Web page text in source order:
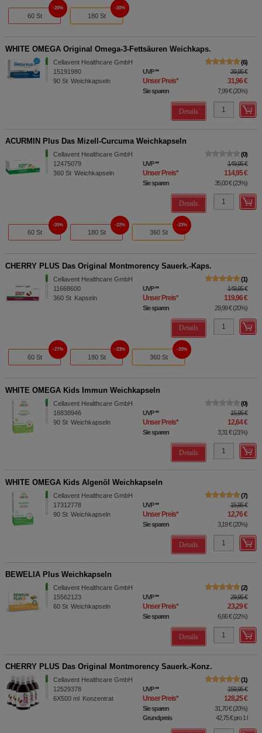
60 St
20%
180 St
20%
WHITE OMEGA Original Omega-3-Fettsäuren Weichkaps.
Cellavent Healthcare GmbH
15191980
90 St Weichkapseln
6
UVP** 39,95 €
Unser Preis* 31,96 €
Sie sparen 7,99 €(20%)
Details
ACURMIN Plus Das Mizell-Curcuma Weichkapseln
Cellavent Healthcare GmbH
12475079
360 St Weichkapseln
0
UVP** 149,95 €
Unser Preis* 114,95 €
Sie sparen 35,00 €(23%)
Details
60 St
20%
180 St
22%
360 St
23%
CHERRY PLUS Das Original Montmorency Sauerk.-Kaps.
Cellavent Healthcare GmbH
11668600
360 St Kapseln
1
UVP** 149,95 €
Unser Preis* 119,96 €
Sie sparen 29,99 €(20%)
Details
60 St
27%
180 St
23%
360 St
20%
WHITE OMEGA Kids Immun Weichkapseln
Cellavent Healthcare GmbH
16838946
90 St Weichkapseln
0
UVP** 15,95 €
Unser Preis* 12,64 €
Sie sparen 3,31 €(21%)
Details
WHITE OMEGA Kids Algenöl Weichkapseln
Cellavent Healthcare GmbH
17312778
90 St Weichkapseln
7
UVP** 15,95 €
Unser Preis* 12,76 €
Sie sparen 3,19 €(20%)
Details
BEWELIA Plus Weichkapseln
Cellavent Healthcare GmbH
15562123
60 St Weichkapseln
2
UVP** 29,95 €
Unser Preis* 23,29 €
Sie sparen 6,66 €(22%)
Details
CHERRY PLUS Das Original Montmorency Sauerk.-Konz.
Cellavent Healthcare GmbH
12529378
6X500 ml Konzentrat
1
UVP** 159,95 €
Unser Preis* 128,25 €
Sie sparen 31,70 €(20%)
Grundpreis
42,75 €pro 1 l